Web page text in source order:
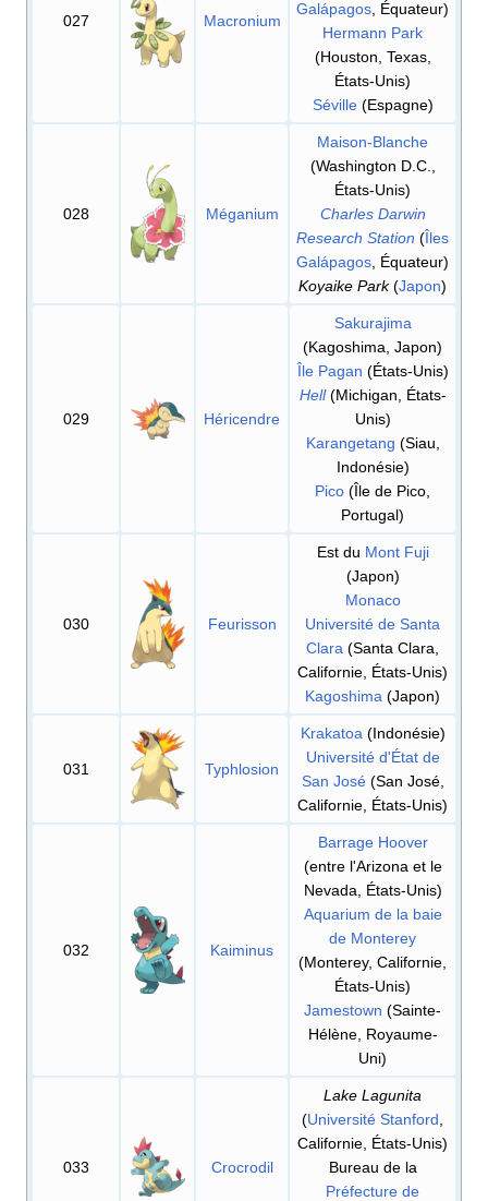
027 Macronium
Galápagos , Équateur)
Hermann Park
(Houston, Texas,
États-Unis)
Séville(Espagne)
028 Méganium
Maison-Blanche
(Washington D.C.,
États-Unis)
Charles Darwin
Research Station (Îles
Galápagos , Équateur)
Koyaike Park(Japon)
029 Héricendre
Sakurajima
(Kagoshima, Japon)
Île Pagan (États-Unis)
Hell(Michigan, États-
Unis)
Karangetang (Siau,
Indonésie)
Pico (Île de Pico,
Portugal)
030 Feurisson
Est du Mont Fuji
(Japon)
Monaco
Université de Santa
Clara (Santa Clara,
Californie, États-Unis)
Kagoshima (Japon)
031 Typhlosion
Krakatoa (Indonésie)
Université d'État de
San José(San José,
Californie, États-Unis)
032 Kaiminus
Barrage Hoover
(entre l'Arizona et le
Nevada, États-Unis)
Aquarium de la baie
de Monterey
(Monterey, Californie,
États-Unis)
Jamestown (Sainte-
Hélène, Royaume-
Uni)
033 Crocrodil
Lake Lagunita
(Université Stanford
Californie, États-Unis)
Bureau de la
Préfecture de